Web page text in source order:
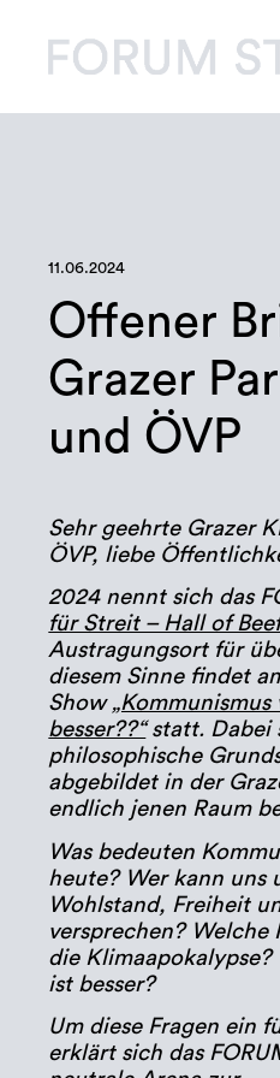
11.06.2024
Offener
Grazer
und ÖVP
Sehr geehrte Grazer
ÖVP, liebe
2024 nennt sich das
für Streit – Hall of
Austragungsort für
diesem Sinne findet
Show „Kommunismus
besser??“statt. Dabei
philosophische
abgebildet in der
endlich jenen Raum
Was bedeuten
heute? Wer kann uns
Wohlstand, Freiheit
versprechen?
die
ist besser?
Um diese Fragen ein
erklärt sich das